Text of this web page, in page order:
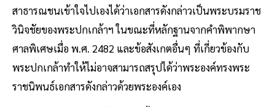
สาธารณชนเข้าใจไปเองได้ว่าเอกสารดังกล่าวเป็นพระบรมราช
วินิจชัยของพระปกเกล้าฯ ในขณะที่หลักฐานจากคำพิพากษา
ศาลพิเศษเมื่อ พ.ศ. 2482 และข้อสังเกตอื่นๆ ที่เกี่ยวข้องกับ
พระปกเกล้าทำให้ไม่อาจสามารถสรุปได้ว่าพระองค์ทรงพระ
ราชนิพนธ์เอกสารดังกล่าวด้วยพระองค์เอง